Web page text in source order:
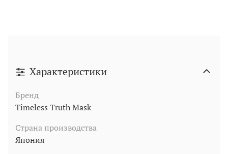
Характеристики
Бренд
Timeless Truth Mask
Страна производства
Япония